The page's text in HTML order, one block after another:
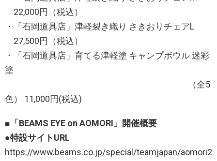
22,000円（税込）
・「石岡道具店」津軽裂き織り さきおりチェアL
27,500円（税込）
・「石岡道具店」育てる津軽塗 キャンプボウル 迷彩
塗
（全5
色） 11,000円(税込)
■「BEAMS EYE on AOMORI」開催概要
●特設サイトURL
https://www.beams.co.jp/special/teamjapan/aomori2